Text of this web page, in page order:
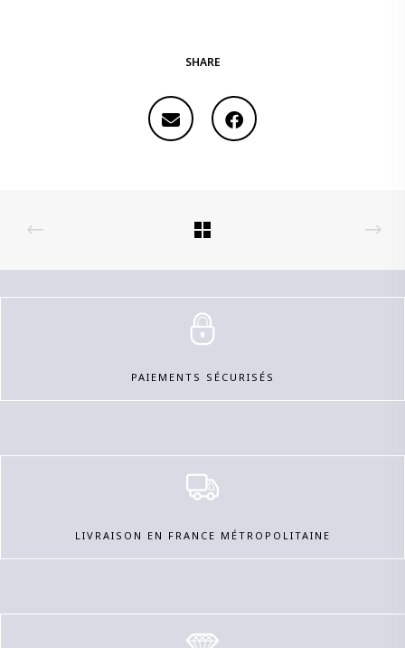
SHARE
PAIEMENTS SÉCURISÉS
LIVRAISON EN FRANCE MÉTROPOLITAINE